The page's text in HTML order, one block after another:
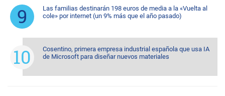
Las familias destinarán 198 euros de media a la «Vuelta al
cole» por internet (un 9% más que el año pasado)
Cosentino, primera empresa industrial española que usa IA
de Microsoft para diseñar nuevos materiales